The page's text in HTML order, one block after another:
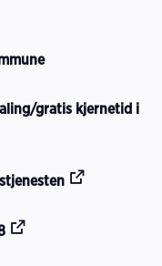
gratis kjernetid i